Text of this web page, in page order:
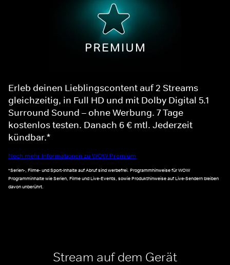
Erleb deinen Lieblingscontent auf 2 Streams
gleichzeitig, in Full HD und mit Dolby Digital 5.1
Surround Sound – ohne Werbung. 7 Tage
kostenlos testen. Danach 6 € mtl. Jederzeit
kündbar.*
Noch mehr Informationen zu WOW Premium
*Serien-, Filme- und Sport-Inhalte auf Abruf sind werbefrei. Programmhinweise für WOW
Programminhalte wie Serien, Filme und Live-Events, sowie Produkthinweise auf Live-Sendern bleiben
davon unberührt.
Stream auf dem Gerät